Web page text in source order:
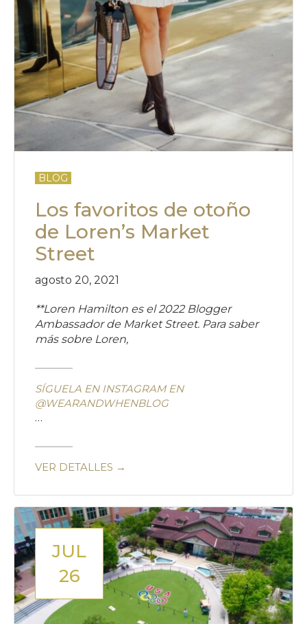
BLOG
Los favoritos de otoño
de Loren’s Market
Street
agosto 20, 2021
**Loren Hamilton es el 2022 Blogger
Ambassador de Market Street. Para saber
más sobre Loren,
SÍGUELA EN INSTAGRAM EN
@WEARANDWHENBLOG
…
VER DETALLES →
JUL
26